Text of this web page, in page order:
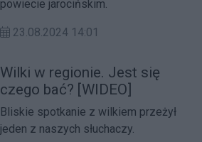
powiecie jarocińskim.
23.08.2024 14:01
Wilki w regionie. Jest się
czego bać? [WIDEO]
Bliskie spotkanie z wilkiem przeżył
jeden z naszych słuchaczy.